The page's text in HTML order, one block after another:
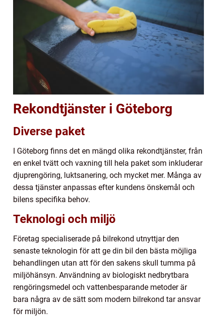
Rekondtjänster i Göteborg
Diverse paket
I Göteborg finns det en mängd olika rekondtjänster, från
en enkel tvätt och vaxning till hela paket som inkluderar
djuprengöring, luktsanering, och mycket mer. Många av
dessa tjänster anpassas efter kundens önskemål och
bilens specifika behov.
Teknologi och miljö
Företag specialiserade på bilrekond utnyttjar den
senaste teknologin för att ge din bil den bästa möjliga
behandlingen utan att för den sakens skull tumma på
miljöhänsyn. Användning av biologiskt nedbrytbara
rengöringsmedel och vattenbesparande metoder är
bara några av de sätt som modern bilrekond tar ansvar
för miljön.